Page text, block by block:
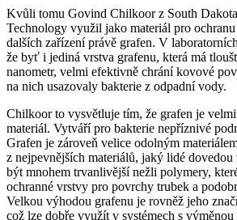
Kvůli tomu Govind Chilkoor z South
Technology využil jako materiál pro
dalších zařízení právě grafen. V
že byť i jediná vrstva grafenu, která má
nanometr, velmi efektivně chrání kovové
na nich usazovaly bakterie z odpadní vody.
Chilkoor to vysvětluje tím, že grafen je
materiál. Vytváří pro bakterie nepříznivé
Grafen je zároveň velice odolným
z nejpevnějších materiálů, jaký lidé
být mnohem trvanlivější nežli polymery,
ochranné vrstvy pro povrchy trubek a
Velkou výhodou grafenu je rovněž jeho
což lze dobře využít v systémech s výměnou